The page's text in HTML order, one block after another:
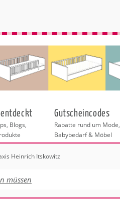
entdeckt
Blogs,
Gutscheincodes
Rabatte rund um Mode,
Babybedarf & Möbel
Heinrich Itskowitz
müssen